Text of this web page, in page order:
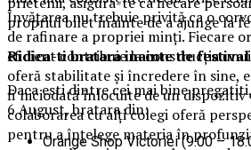
Învățarea nu trebuie privită ca o
de rafinare a propriei minți. Fiecare
eficient contribuie la construcția
oferă stabilitate și încredere în sine,
fi niciodată înlocuite de un
colaborarea cu alți colegi oferă
pentru a înțelege materia în
propriul bilet inainte de a ajunge la
Ridica-ti bratarainainte de festival
Daca esti dintre cei mai bine
6 August, bratara din:
Orange Shop Victoriei (9:00 –